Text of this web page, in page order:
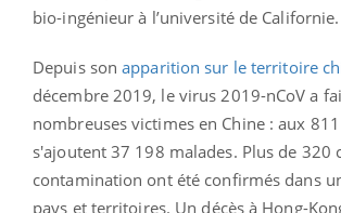
bio-ingénieur à l’université de Californie.
Depuis sonapparition sur le territoire
décembre 2019, le virus 2019-nCoVa
nombreuses victimes en Chine : aux
s'ajoutent 37 198 malades. Plus de 320
contamination ont été confirmés dans
pays et territoires. Un décès à Hong-